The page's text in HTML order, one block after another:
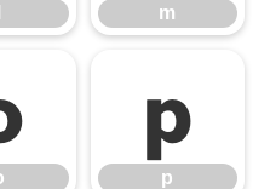
m
p
p